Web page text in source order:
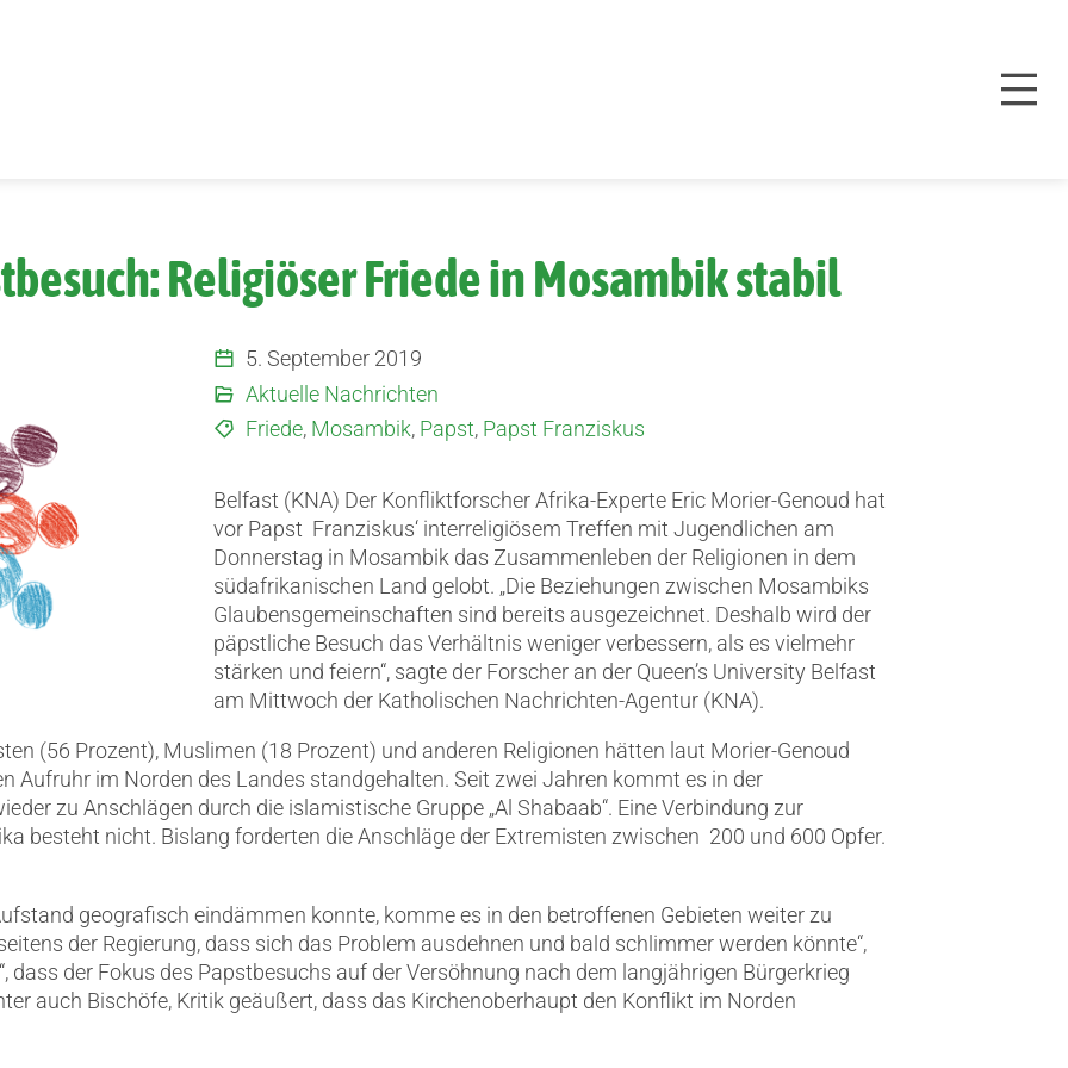
Religiöser Friede in Mosambik stabil
5. September 2019
Aktuelle Nachrichten
Friede, Mosambik, Papst, Papst Franziskus
Belfast (KNA) Der Konfliktforscher Afrika-Experte Eric Morier-Genoud hat
vor Papst Franziskus‘ interreligiösem Treffen mit Jugendlichen am
Donnerstag in Mosambik das Zusammenleben der Religionen in dem
südafrikanischen Land gelobt. „Die Beziehungen zwischen Mosambiks
Glaubensgemeinschaften sind bereits ausgezeichnet. Deshalb wird der
päpstliche Besuch das Verhältnis weniger verbessern, als es vielmehr
stärken und feiern“, sagte der Forscher an der Queen’s University Belfast
am Mittwoch der Katholischen Nachrichten-Agentur (KNA).
(56 Prozent), Muslimen (18 Prozent) und anderen Religionen hätten laut Morier-Genoud
Aufruhr im Norden des Landes standgehalten. Seit zwei Jahren kommt es in der
zu Anschlägen durch die islamistische Gruppe „Al Shabaab“. Eine Verbindung zur
besteht nicht. Bislang forderten die Anschläge der Extremisten zwischen 200 und 600 Opfer.
geografisch eindämmen konnte, komme es in den betroffenen Gebieten weiter zu
der Regierung, dass sich das Problem ausdehnen und bald schlimmer werden könnte“,
dass der Fokus des Papstbesuchs auf der Versöhnung nach dem langjährigen Bürgerkrieg
auch Bischöfe, Kritik geäußert, dass das Kirchenoberhaupt den Konflikt im Norden